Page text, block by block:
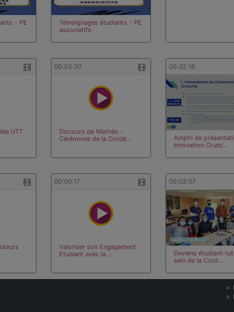
- PE
Témoignages étudiants - PE
associatifs
UTT
00:03:30
Discours de Mathéo -
Cérémonie de la Cordé…
00:32:16
Amphi de
Innovation Crunc…
00:00:17
Valoriser son Engagement
Etudiant avec la …
00:02:07
Deviens étudiant-
sein de la Cord…